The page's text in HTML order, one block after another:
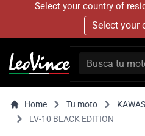
Select your country of
Select your
Home Tu moto
LV-10 BLACK EDITION